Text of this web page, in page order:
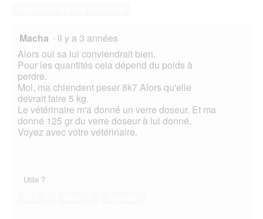
Macha · il y a 3 années
Alors oui sa lui conviendrait bien.
Pour les quantités cela dépend du poids à
perdre.
Moi, ma chiendent peser 8k7 Alors qu'elle
devrait faire 5 kg.
Le vétérinaire m'a donné un verre doseur. Et ma
donné 125 gr du verre doseur à lui donné.
Voyez avec votre vétérinaire.
Utile ?